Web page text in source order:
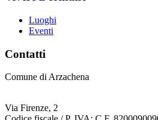
Luoghi
Eventi
Contatti
Comune di Arzachena
Via Firenze, 2